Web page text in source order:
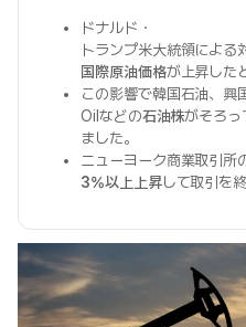
ドナルド・
トランプ米大統領による
国際原油価格が上昇した
この影響で韓国石油、興
Oilなどの石油株がそろっ
ました。
ニューヨーク商業取引所
3%以上上昇して取引を